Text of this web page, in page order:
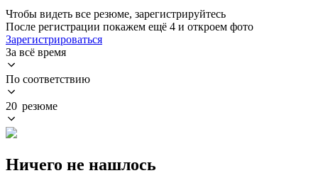
Чтобы видеть все резюме, зарегистрируйтесь
После регистрации покажем ещё 4 и откроем фото
Зарегистрироваться
За всё время
По соответствию
20 резюме
Ничего не нашлось